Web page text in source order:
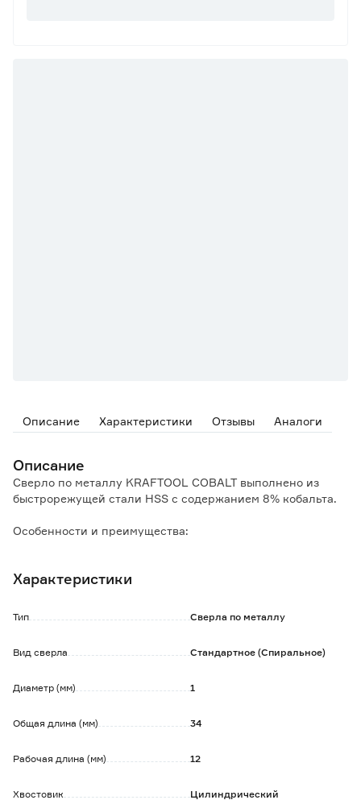
Описание Характеристики Отзывы Аналоги
Описание
Сверло по металлу KRAFTOOL COBALT выполнено из
быстрорежущей стали HSS с содержанием 8% кобальта.
Особенности и преимущества:
- заточка с подрезающими кромками для засверливания
- изделие пригодно к использованию в сверлильных
жидкость.
Характеристики
Тип Сверла по металлу
Вид сверла Стандартное (Спиральное)
Диаметр (мм) 1
Общая длина (мм) 34
Рабочая длина (мм) 12
Хвостовик Цилиндрический